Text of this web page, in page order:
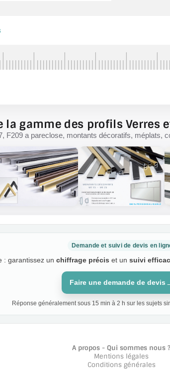
la gamme des profils
F209 a pareclose, montants décoratifs, méplats,
Demande et suivi de devis en
: garantissez un chiffrage précis et un suivi
Faire une demande de devis
Réponse généralement sous 15 min à 2 h sur les sujets
A propos - Qui sommes nous ?
Mentions légales
Conditions générales